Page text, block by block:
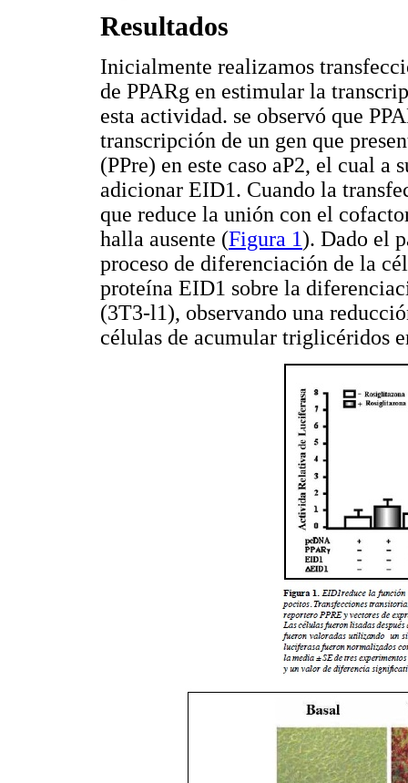
Resultados
Inicialmente realizamos
de PPARg en estimular la
esta actividad. se observó que
transcripción de un gen que
(PPre) en este caso aP2, el cual
adicionar EID1. Cuando la
que reduce la unión con el
halla ausente (Figura 1). Dado el
proceso de diferenciación de la
proteína EID1 sobre la
(3T3-l1), observando una
células de acumular triglicéridos